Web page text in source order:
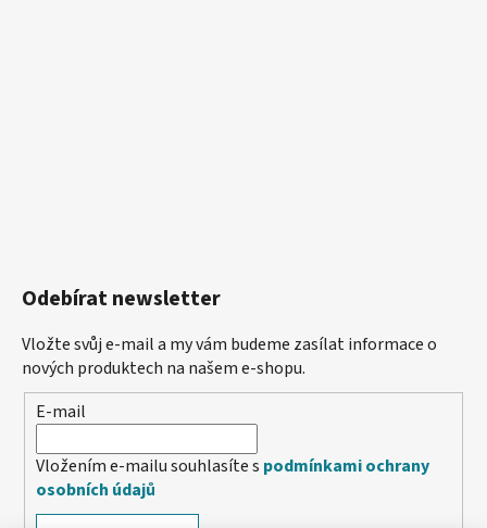
Odebírat newsletter
Vložte svůj e-mail a my vám budeme zasílat informace o
nových produktech na našem e-shopu.
E-mail
Vložením e-mailu souhlasíte s podmínkami ochrany
osobních údajů